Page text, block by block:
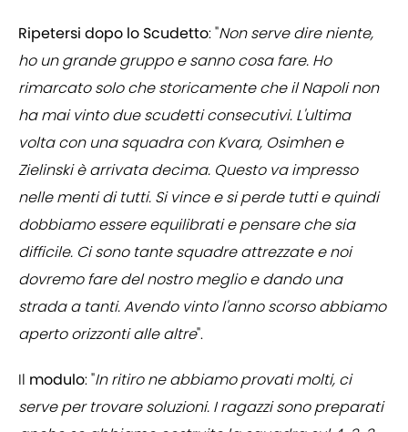
Ripetersi dopo lo Scudetto: "Non serve dire niente,
ho un grande gruppo e sanno cosa fare. Ho
rimarcato solo che storicamente che il Napoli non
ha mai vinto due scudetti consecutivi. L'ultima
volta con una squadra con Kvara, Osimhen e
Zielinski è arrivata decima. Questo va impresso
nelle menti di tutti. Si vince e si perde tutti e quindi
dobbiamo essere equilibrati e pensare che sia
difficile. Ci sono tante squadre attrezzate e noi
dovremo fare del nostro meglio e dando una
strada a tanti. Avendo vinto l'anno scorso abbiamo
aperto orizzonti alle altre".
Il modulo: "In ritiro ne abbiamo provati molti, ci
serve per trovare soluzioni. I ragazzi sono preparati